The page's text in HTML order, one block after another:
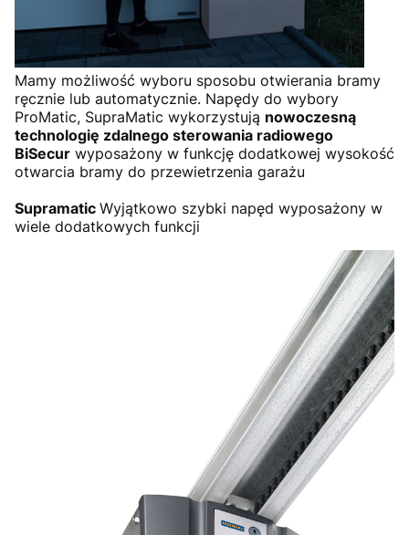
Mamy możliwość wyboru sposobu otwierania bramy
ręcznie lub automatycznie. Napędy do wybory
ProMatic, SupraMatic wykorzystują nowoczesną
technologię zdalnego sterowania radiowego
BiSecur wyposażony w funkcję dodatkowej wysokość
otwarcia bramy do przewietrzenia garażu
Supramatic Wyjątkowo szybki napęd wyposażony w
wiele dodatkowych funkcji